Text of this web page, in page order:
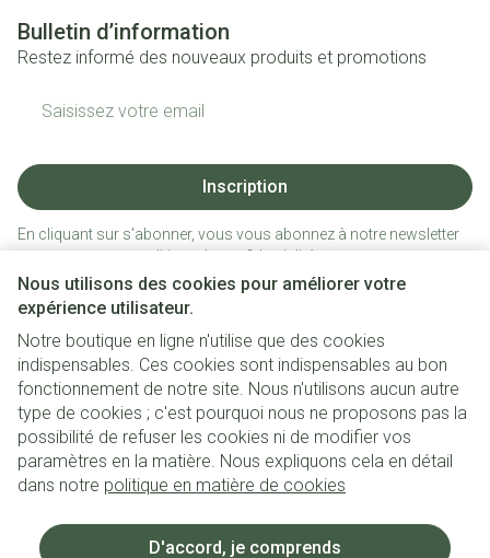
Nous utilisons des cookies pour améliorer votre
expérience utilisateur.
Notre boutique en ligne n'utilise que des cookies
indispensables. Ces cookies sont indispensables au bon
fonctionnement de notre site. Nous n'utilisons aucun autre
type de cookies ; c'est pourquoi nous ne proposons pas la
possibilité de refuser les cookies ni de modifier vos
paramètres en la matière. Nous expliquons cela en détail
dans notre politique en matière de cookies
D'accord, je comprends
Bulletin d’information
Restez informé des nouveaux produits et promotions
Inscription
En cliquant sur s'abonner, vous vous abonnez à notre newsletter
et acceptez notrepolitique de confidentialité.
Liens légaux